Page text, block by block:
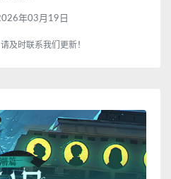
年03月19日
及时联系我们更新！